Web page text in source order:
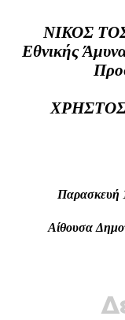
ΝΙΚΟΣ
Εθνικής
Παρασκευή
Αίθουσα